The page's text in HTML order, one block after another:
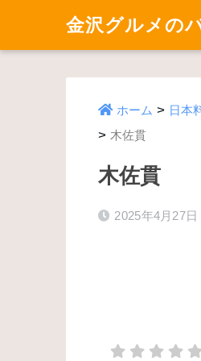
金沢グルメの
ホーム > 日本
> 木佐貫
木佐貫
2025年4月27日